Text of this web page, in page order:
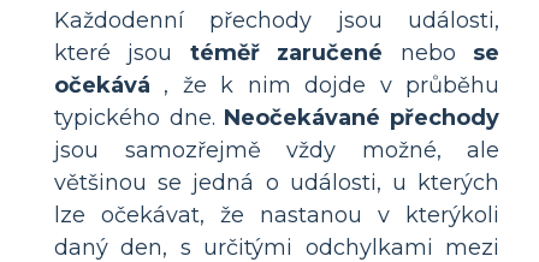
Každodenní přechody jsou události,
které jsou téměř zaručené nebo se
očekává , že k nim dojde v průběhu
typického dne. Neočekávané přechody
jsou samozřejmě vždy možné, ale
většinou se jedná o události, u kterých
lze očekávat, že nastanou v kterýkoli
daný den, s určitými odchylkami mezi